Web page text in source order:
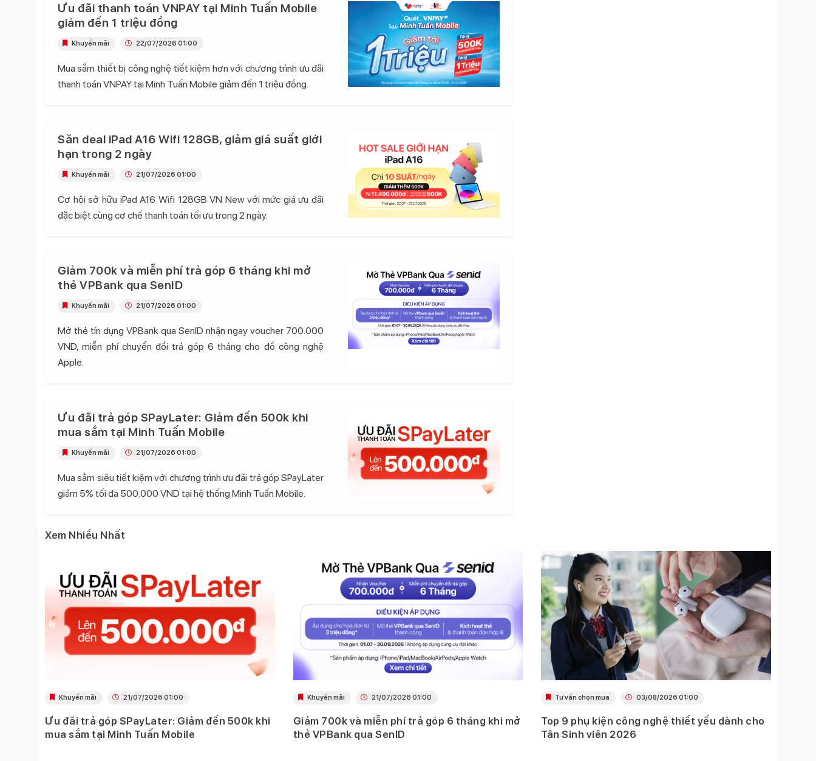
Ưu đãi thanh toán VNPAY tại Minh Tuấn Mobile
giảm đến 1 triệu đồng
Mua sắm thiết bị công nghệ tiết kiệm hơn với chương trình ưu đãi
thanh toán VNPAY tại Minh Tuấn Mobile giảm đến 1 triệu đồng.
Khuyến mãi 22/07/2026 01:00
Săn deal iPad A16 Wifi 128GB, giảm giá suất giới
hạn trong 2 ngày
Cơ hội sở hữu iPad A16 Wifi 128GB VN New với mức giá ưu đãi
đặc biệt cùng cơ chế thanh toán tối ưu trong 2 ngày.
Khuyến mãi 21/07/2026 01:00
Giảm 700k và miễn phí trả góp 6 tháng khi mở
thẻ VPBank qua SenID
Mở thẻ tín dụng VPBank qua SenID nhận ngay voucher 700.000
VND, miễn phí chuyển đổi trả góp 6 tháng cho đồ công nghệ
Apple.
Khuyến mãi 21/07/2026 01:00
Ưu đãi trả góp SPayLater: Giảm đến 500k khi
mua sắm tại Minh Tuấn Mobile
Mua sắm siêu tiết kiệm với chương trình ưu đãi trả góp SPayLater
giảm 5% tối đa 500.000 VND tại hệ thống Minh Tuấn Mobile.
Khuyến mãi 21/07/2026 01:00
Xem Nhiều Nhất
Khuyến mãi 21/07/2026 01:00
Ưu đãi trả góp SPayLater: Giảm đến 500k khi
mua sắm tại Minh Tuấn Mobile
Khuyến mãi 21/07/2026 01:00
Giảm 700k và miễn phí trả góp 6 tháng khi mở
thẻ VPBank qua SenID
Tư vấn chọn mua 03/08/2026 01:00
Top 9 phụ kiện công nghệ thiết yếu dành cho
Tân Sinh viên 2026